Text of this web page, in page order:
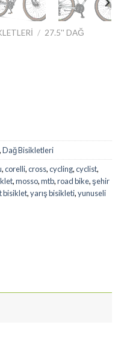
/ 27.5'' DAĞ
,Dağ Bisikletleri
,corelli,cross,cycling,cyclist,
,mosso,mtb,road bike,şehir
bisiklet,yarış bisikleti,yunuseli